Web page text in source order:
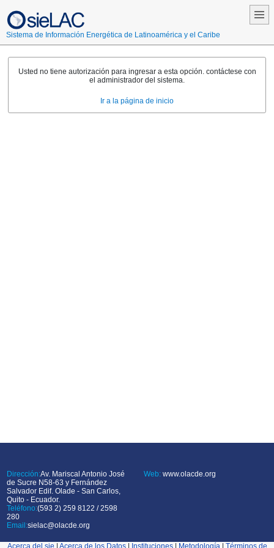
Sistema de Información Energética de Latinoamérica y el Caribe
Usted no tiene autorización para ingresar a esta opción. contáctese con
el administrador del sistema.
Ir a la página de inicio
Dirección:Av. Mariscal Antonio José
de Sucre N58-63 y Fernández
Salvador Edif. Olade - San Carlos,
Quito - Ecuador.
Teléfono:(593 2) 259 8122 / 2598
280
Email:sielac@olacde.org
Web: www.olacde.org
Acerca del sie Acerca de los Datos| Instituciones| Metodología Términos de